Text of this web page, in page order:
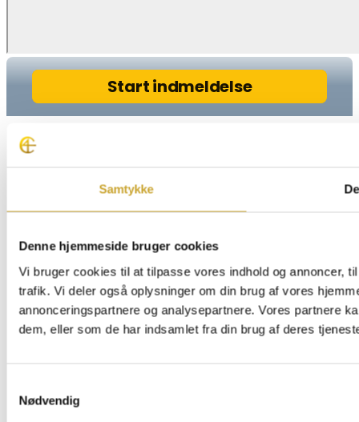
Samtykke
Denne hjemmeside bruger cookies
Vi bruger cookies til at tilpasse vores indhold og annoncer,
trafik. Vi deler også oplysninger om din brug af vores
annonceringspartnere og analysepartnere. Vores partnere
dem, eller som de har indsamlet fra din brug af deres
Nødvendig